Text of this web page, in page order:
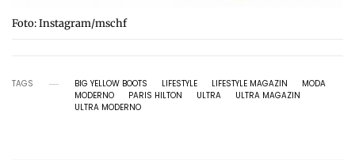
Foto: Instagram/mschf
TAGS BIG YELLOW BOOTS LIFESTYLE LIFESTYLE MAGAZIN
MODA
MODERNO
PARIS HILTON ULTRA
ULTRA MAGAZIN
ULTRA MODERNO